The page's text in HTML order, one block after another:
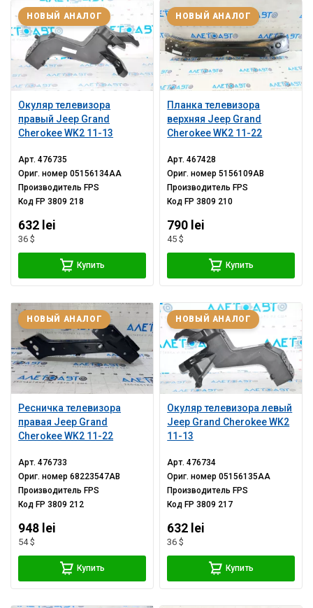
Окуляр телевизора
правый Jeep Grand
Cherokee WK2 11-13
НОВЫЙ АНАЛОГ
Арт.476735
Ориг. номер05156134AA
Производитель FPS
Код FP 3809 218
632 lei
36 $
Купить
Планка телевизора
верхняя Jeep Grand
Cherokee WK2 11-22
НОВЫЙ АНАЛОГ
Арт.467428
Ориг. номер5156109AB
Производитель FPS
Код FP 3809 210
790 lei
45 $
Купить
Ресничка телевизора
правая Jeep Grand
Cherokee WK2 11-22
НОВЫЙ АНАЛОГ
Арт.476733
Ориг. номер68223547AB
Производитель FPS
Код FP 3809 212
948 lei
54 $
Купить
Окуляр телевизора левый
Jeep Grand Cherokee WK2
11-13
НОВЫЙ АНАЛОГ
Арт.476734
Ориг. номер05156135AA
Производитель FPS
Код FP 3809 217
632 lei
36 $
Купить